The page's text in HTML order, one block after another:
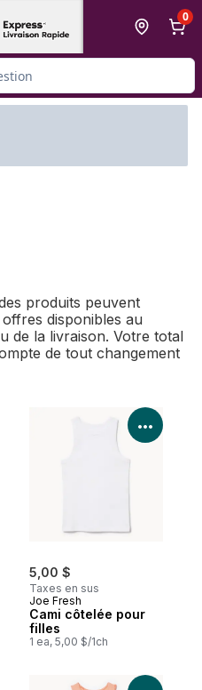
0
produits peuvent
disponibles au
de la livraison. Votre total
de tout changement
les détails du produit
5,00 $
Taxes en sus
Joe Fresh
Cami côtelée pour
filles
1 ea, 5,00 $/1ch
Voir